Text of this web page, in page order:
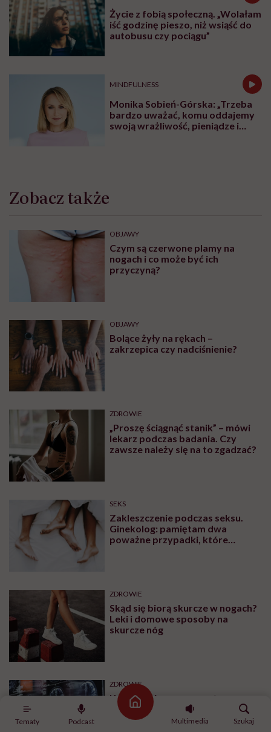
Tematy Podcast
Strona główna
Multimedia
Szukaj
Życie z fobią społeczną. „Wolałam
iść godzinę pieszo, niż wsiąść do
autobusu czy pociągu”
MINDFULNESS
Monika Sobień-Górska: „Trzeba
bardzo uważać, komu oddajemy
swoją wrażliwość, pieniądze i
Zobacz także
OBJAWY
Czym są czerwone plamy na
nogach i co może być ich
przyczyną?
OBJAWY
Bolące żyły na rękach –
zakrzepica czy nadciśnienie?
ZDROWIE
„Proszę ściągnąć stanik” – mówi
lekarz podczas badania. Czy
zawsze należy się na to zgadzać?
SEKS
Zakleszczenie podczas seksu.
Ginekolog: pamiętam dwa
poważne przypadki, które
ZDROWIE
Skąd się biorą skurcze w nogach?
Leki i domowe sposoby na
skurcze nóg
ZDROWIE
Krwiak mózgu – co warto
wiedzieć na temat tej patologii?